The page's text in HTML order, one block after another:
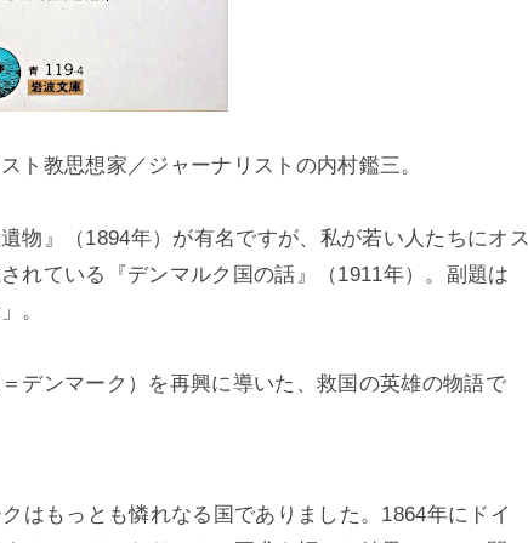
教思想家／ジャーナリストの内村鑑三。
物』（1894年）が有名ですが、私が若い人たちにオス
れている『デンマルク国の話』（1911年）。副題は
。
デンマーク）を再興に導いた、救国の英雄の物語で
はもっとも憐れなる国でありました。1864年にドイ